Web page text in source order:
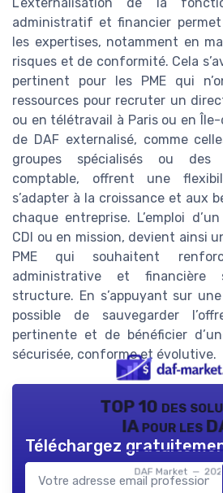
administratif et financier
les expertises, notamment en
risques et de conformité. Cela
pertinent pour les PME qui
ressources pour recruter un
ou en télétravail à Paris ou en
de DAF externalisé, comme
groupes spécialisés ou des
comptable, offrent une
s’adapter à la croissance et aux
chaque entreprise. L’emploi
CDI ou en mission, devient ainsi
PME qui souhaitent
administrative et financière
structure. En s’appuyant sur
possible de sauvegarder
pertinente et de bénéficier
sécurisée, conforme et évolutive.
TOP 10 des
IA pour les
DAF Market — 2026
Téléchargez